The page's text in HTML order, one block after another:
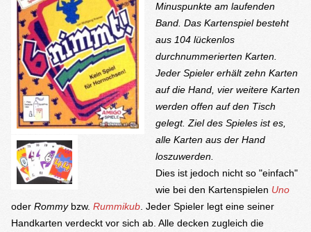
Minuspunkte am laufenden
Band. Das Kartenspiel besteht
aus 104 lückenlos
durchnummerierten Karten.
Jeder Spieler erhält zehn Karten
auf die Hand, vier weitere Karten
werden offen auf den Tisch
gelegt. Ziel des Spieles ist es,
alle Karten aus der Hand
loszuwerden.
Dies ist jedoch nicht so "einfach"
wie bei den Kartenspielen Uno
oder Rommybzw. Rummikub . Jeder Spieler legt eine seiner
Handkarten verdeckt vor sich ab. Alle decken zugleich die